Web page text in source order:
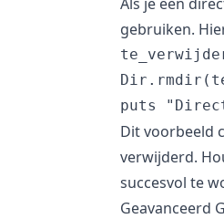
gebruiken.
Dit voorbeeld
verwijderd.
succesvol te
Geavanceerd